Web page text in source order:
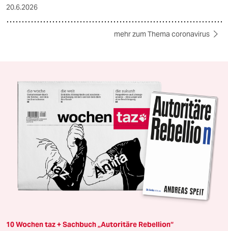
20.6.2026
mehr zum Thema coronavirus
10 Wochen taz + Sachbuch „Autoritäre Rebellion“